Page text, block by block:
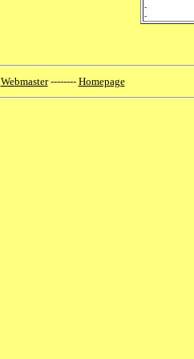
-
-
Webmaster-------- Homepage